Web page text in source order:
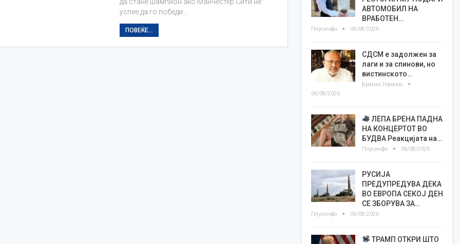
успее да го победи…
ПОВЕЌЕ...
АВТОМОБИЛ НА
ВРАБОТЕН…
Плусинфо 06/08/2026
СДСМ е задолжен за
лаги и за спинови, но
вистинското…
Бранко Героски
06/08/2026
ЛЕПА БРЕНА ПАДНА
НА КОНЦЕРТОТ ВО
БУДВА Реакцијата на…
Плусинфо 06/08/2026
РУСИЈА
ПРЕДУПРЕДУВА ДЕКА
ВО ЕВРОПА СЕКОЈ ДЕН
СЕ ЗБОРУВА ЗА…
Плусинфо 06/08/2026
ТРАМП ОТКРИ ШТО